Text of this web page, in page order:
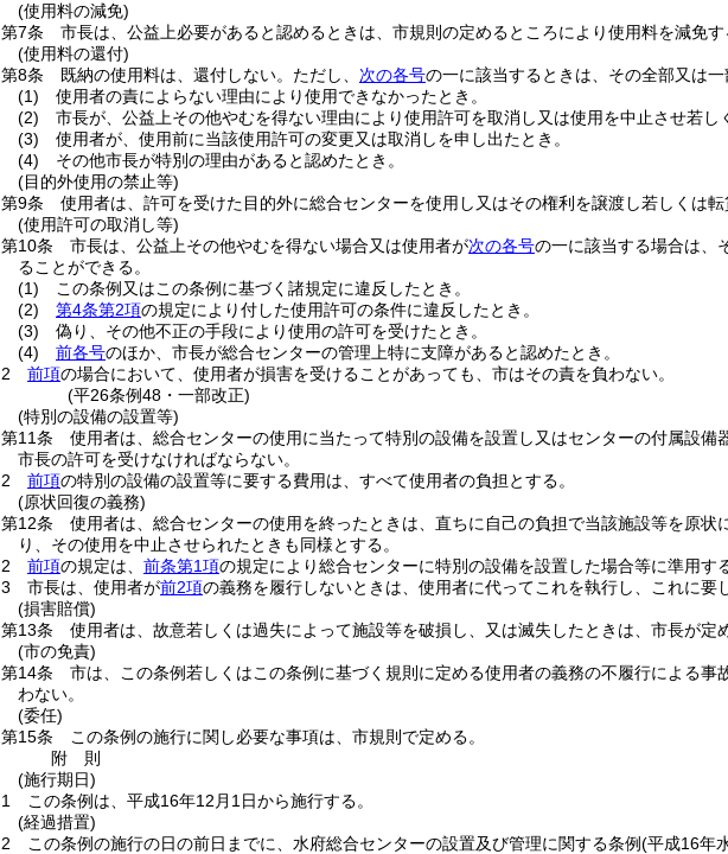
(使用料の減免)
第7条
市長は、公益上必要があると認めるときは、市規則の定めるところにより使用料を減免す
(使用料の還付)
第8条
既納の使用料は、還付しない。 ただし、 次の各号の一に該当するときは、その全部又は一
(1)
使用者の責によらない理由により使用できなかったとき。
(2)
市長が、公益上その他やむを得ない理由により使用許可を取消し又は使用を中止させ若し
(3)
使用者が、使用前に当該使用許可の変更又は取消しを申し出たとき。
(4)
その他市長が特別の理由があると認めたとき。
(目的外使用の禁止等)
第9条
使用者は、許可を受けた目的外に総合センターを使用し又はその権利を譲渡し若しくは転
(使用許可の取消し等)
第10条
市長は、公益上その他やむを得ない場合又は使用者が次の各号の一に該当する場合は、
ることができる。
(1)
この条例又はこの条例に基づく諸規定に違反したとき。
(2)
第4条第2項の規定により付した使用許可の条件に違反したとき。
(3)
偽り、その他不正の手段により使用の許可を受けたとき。
(4)
前各号のほか、市長が総合センターの管理上特に支障があると認めたとき。
2
前項の場合において、使用者が損害を受けることがあっても、市はその責を負わない。
(平26条例48・一部改正)
(特別の設備の設置等)
第11条
使用者は、総合センターの使用に当たって特別の設備を設置し又はセンターの付属設
市長の許可を受けなければならない。
2
前項の特別の設備の設置等に要する費用は、すべて使用者の負担とする。
(原状回復の義務)
第12条
使用者は、総合センターの使用を終ったときは、直ちに自己の負担で当該施設等を原状
り、その使用を中止させられたときも同様とする。
2
前項の規定は、 前条第1項の規定により総合センターに特別の設備を設置した場合等に準用する
3
市長は、使用者が前2項の義務を履行しないときは、使用者に代ってこれを執行し、これに要
(損害賠償)
第13条
使用者は、故意若しくは過失によって施設等を破損し、又は滅失したときは、市長が定
(市の免責)
第14条
市は、この条例若しくはこの条例に基づく規則に定める使用者の義務の不履行による
わない。
(委任)
第15条
この条例の施行に関し必要な事項は、市規則で定める。
附 則
(施行期日)
1
この条例は、平成16年12月1日から施行する。
(経過措置)
2
この条例の施行の日の前日までに、水府総合センターの設置及び管理に関する条例(平成16年